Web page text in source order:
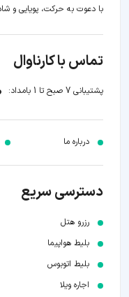
با دعوت به حرکت، پویایی و
تماس با کارناوال
پشتیبانی 7 صبح تا 1 بامداد:
درباره ما
دسترسی سریع
رزرو هتل
بلیط هواپیما
بلیط اتوبوس
اجاره ویلا